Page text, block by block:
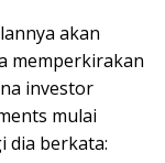
akan
memperkirakan
investor
mulai
dia berkata: